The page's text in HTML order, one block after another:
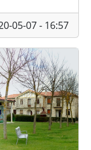
05-07 - 16:57